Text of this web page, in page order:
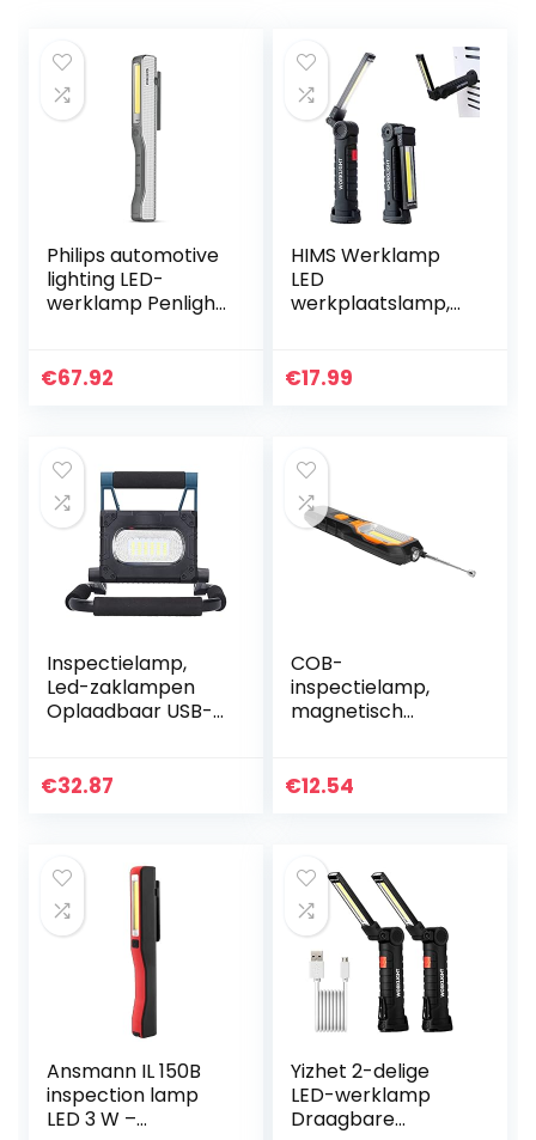
Philips automotive
lighting LED-
werklamp Penlight
€67.92
HIMS Werklamp
LED
werkplaatslamp,
haken, vouwen
€17.99
Inspectielamp,
Led-zaklampen
Oplaadbaar USB-
autoreparatie
€32.87
COB-
inspectielamp,
magnetisch
uur oplaadbare
€12.54
Ansmann IL 150B
inspection lamp
LED 3 W –
Yizhet 2-delige
LED-werklamp
Draagbare